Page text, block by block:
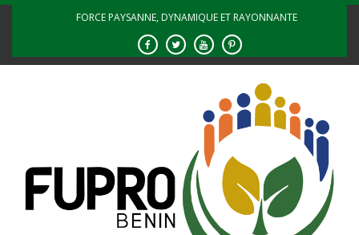
Skip
FORCE PAYSANNE, DYNAMIQUE ET RAYONNANTE